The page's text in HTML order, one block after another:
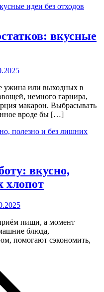
вкусные
ужина или выходных в
немного гарнира,
макарон. Выбрасывать
вроде бы […]
вкусно,
хлопот
пищи, а момент
блюда,
помогают сэкономить,